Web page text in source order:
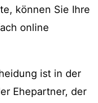
können Sie Ihre
online
ist in der
Ehepartner, der